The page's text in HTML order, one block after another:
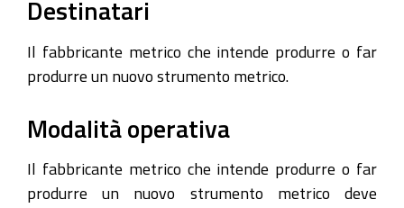
Destinatari
Il fabbricante metrico che intende produrre o far
produrre un nuovo strumento metrico.
Modalità operativa
Il fabbricante metrico che intende produrre o far
produrre un nuovo strumento metrico deve